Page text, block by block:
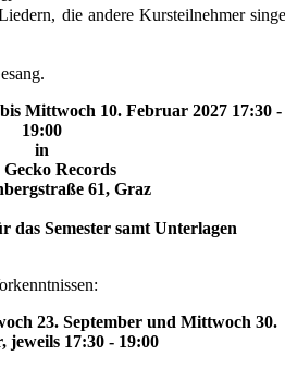
die andere Kursteilnehmer
Mittwoch 10. Februar 2027 17:30 -
19:00
in
Gecko Records
61, Graz
das Semester samt Unterlagen
23. September und Mittwoch 30.
jeweils 17:30 - 19:00